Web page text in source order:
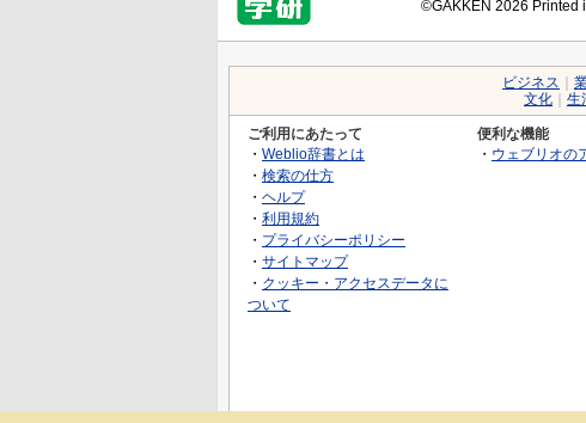
©GAKKEN 2026 Printed
ビジネス
文化
生
ご利用にあたって
・ Weblio辞書とは
・ 検索の仕方
・ ヘルプ
・ 利用規約
・ プライバシーポリシー
・ サイトマップ
・ クッキー・アクセスデータに
ついて
便利な機能
・ ウェブリオの